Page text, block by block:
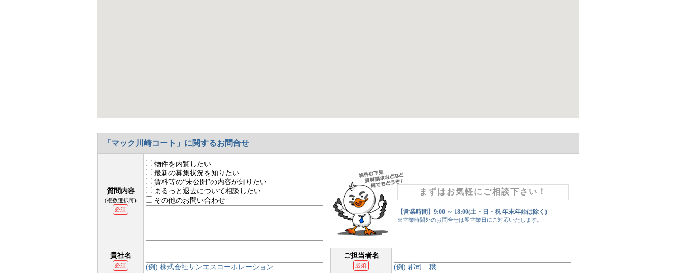
「マック川崎コート」に関するお問合せ
質問内容
(複数選択可)
必須
物件を内覧したい
最新の募集状況を知りたい
賃料等の“未公開”の内容が知りたい
まるっと退去について相談したい
その他のお問い合わせ
まずはお気軽にご相談下さい！
【営業時間】9:00 ～ 18:00(土・日・祝 年末年始は除く)
※営業時間外のお問合せは翌営業日にご対応いたします。
貴社名
必須 (例) 株式会社サンエスコーポレーション
ご担当者名
必須
(例) 郡司 穣